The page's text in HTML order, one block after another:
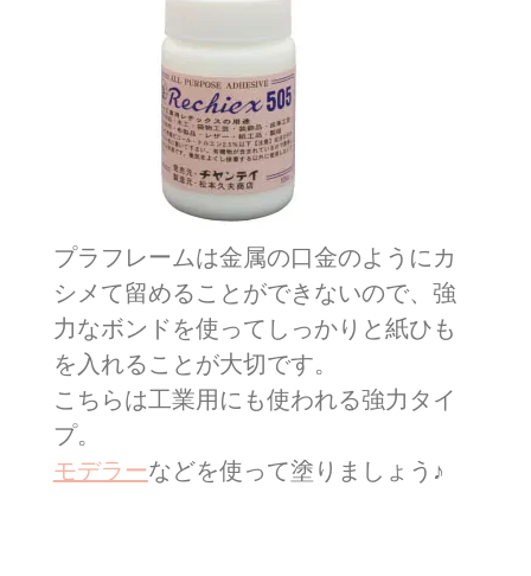
プラフレームは金属の口金のようにカ
シメて留めることができないので、強
力なボンドを使ってしっかりと紙ひも
を入れることが大切です。
こちらは工業用にも使われる強力タイ
プ。
モデラーなどを使って塗りましょう♪